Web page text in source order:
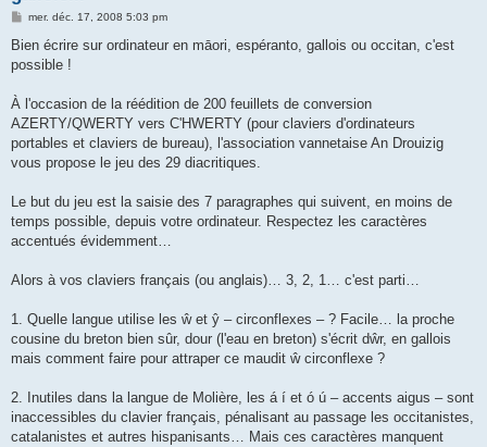
M
s
a
mer. déc. 17, 2008 5:03 pm
Bien écrire sur ordinateur en māori, espéranto, gallois ou occitan, c'est
possible !
À l'occasion de la réédition de 200 feuillets de conversion
AZERTY/QWERTY vers C'HWERTY (pour claviers d'ordinateurs
portables et claviers de bureau), l'association vannetaise An Drouizig
vous propose le jeu des 29 diacritiques.
Le but du jeu est la saisie des 7 paragraphes qui suivent, en moins de
temps possible, depuis votre ordinateur. Respectez les caractères
accentués évidemment…
Alors à vos claviers français (ou anglais)… 3, 2, 1… c'est parti…
1. Quelle langue utilise les ŵ et ŷ – circonflexes – ? Facile… la proche
cousine du breton bien sûr, dour (l'eau en breton) s'écrit dŵr, en gallois
mais comment faire pour attraper ce maudit ŵ circonflexe ?
2. Inutiles dans la langue de Molière, les á í et ó ú – accents aigus – sont
inaccessibles du clavier français, pénalisant au passage les occitanistes,
catalanistes et autres hispanisants… Mais ces caractères manquent